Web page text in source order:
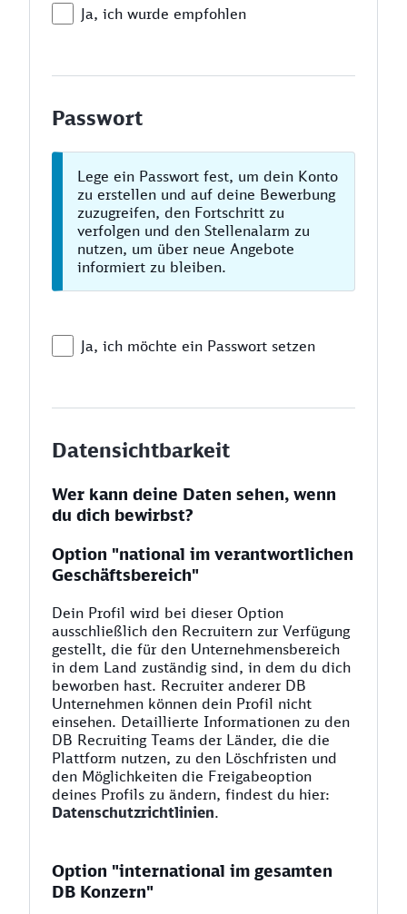
Ja, ich wurde empfohlen
Passwort
Lege ein Passwort fest, um dein Konto
zu erstellen und auf deine Bewerbung
zuzugreifen, den Fortschritt zu
verfolgen und den Stellenalarm zu
nutzen, um über neue Angebote
informiert zu bleiben.
Ja, ich möchte ein Passwort setzen
Datensichtbarkeit
Wer kann deine Daten sehen, wenn
du dich bewirbst?
Option "national im verantwortlichen
Geschäftsbereich"
Dein Profil wird bei dieser Option
ausschließlich den Recruitern zur Verfügung
gestellt, die für den Unternehmensbereich
in dem Land zuständig sind, in dem du dich
beworben hast. Recruiter anderer DB
Unternehmen können dein Profil nicht
einsehen. Detaillierte Informationen zu den
DB Recruiting Teams der Länder, die die
Plattform nutzen, zu den Löschfristen und
den Möglichkeiten die Freigabeoption
deines Profils zu ändern, findest du hier:
Datenschutzrichtlinien.
Option "international im gesamten
DB Konzern"